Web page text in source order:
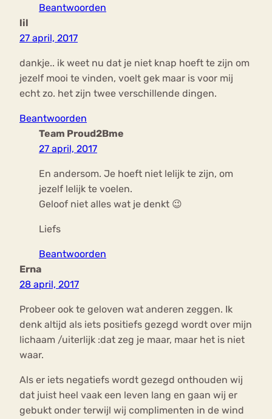
Beantwoorden
lil
27 april, 2017
dankje.. ik weet nu dat je niet knap hoeft te zijn om
jezelf mooi te vinden, voelt gek maar is voor mij
echt zo. het zijn twee verschillende dingen.
Beantwoorden
Team Proud2Bme
27 april, 2017
En andersom. Je hoeft niet lelijk te zijn, om
jezelf lelijk te voelen.
Geloof niet alles wat je denkt 😉
Liefs
Beantwoorden
Erna
28 april, 2017
Probeer ook te geloven wat anderen zeggen. Ik
denk altijd als iets positiefs gezegd wordt over mijn
lichaam /uiterlijk :dat zeg je maar, maar het is niet
waar.
Als er iets negatiefs wordt gezegd onthouden wij
dat juist heel vaak een leven lang en gaan wij er
gebukt onder terwijl wij complimenten in de wind